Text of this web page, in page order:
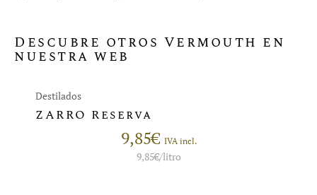
Descubre otros Vermouth en
nuestra web
Destilados
ZARRO Reserva
9,85€ IVA incl.
9,85€/litro